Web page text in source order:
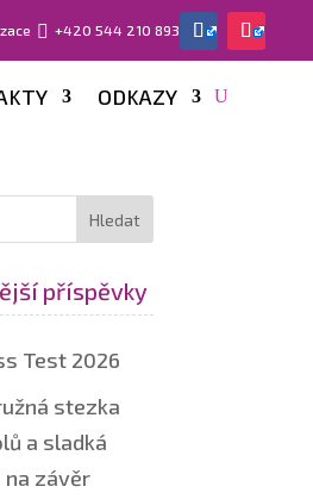
 +420 544 210 893
ODKAZY
příspěvky
Test 2026
stezka
a sladká
na závěr